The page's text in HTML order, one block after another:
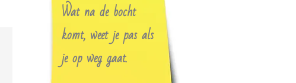
Wat na de bocht
komt, weet je pas als
je op weg gaat.